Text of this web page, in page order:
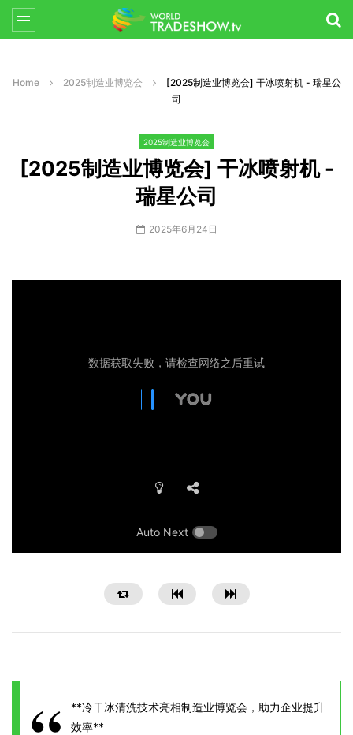
Home 2025制造业博览会
[2025制造业博览会] 干冰喷射机 - 瑞星公
司
2025制造业博览会
[2025制造业博览会] 干冰喷射机 -
瑞星公司
2025年6月24日
Auto Next
**冷干冰清洗技术亮相制造业博览会，助力企业提升
效率**